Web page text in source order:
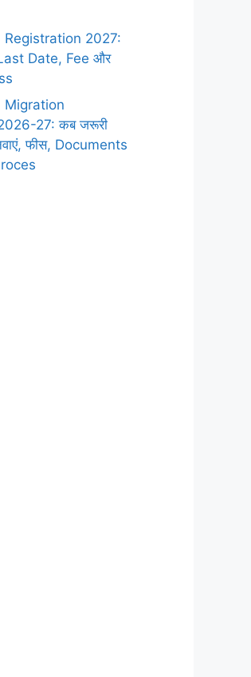
Registration 2027:
Last Date, Fee और
Migration
27: कब जरूरी
फीस, Documents